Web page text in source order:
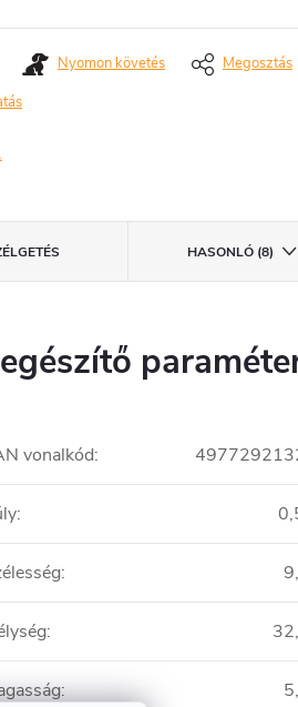
Nyomon követés Megosztás
HASONLÓ (8)
vonalkód:
:
:
:
: